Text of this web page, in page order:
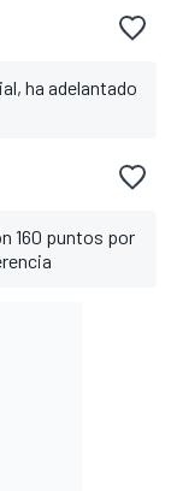
ha adelantado
160 puntos por